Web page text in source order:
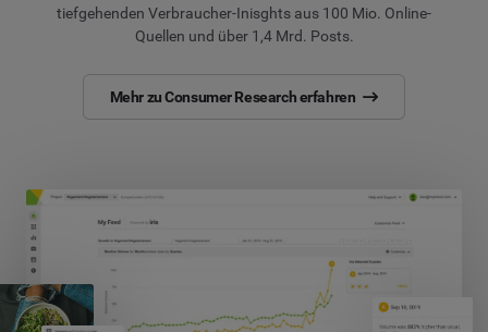
tiefgehenden Verbraucher-Inisghts aus 100 Mio. Online-
Quellen und über 1,4 Mrd. Posts.
Mehr zu Consumer Research erfahren